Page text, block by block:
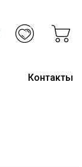
Контакты